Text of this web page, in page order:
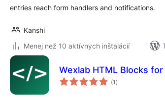
entries reach form handlers and notifications.
Kanshi
Menej než 10 aktívnych inštalácií
Wexlab HTML Blocks
(1 celkové
hodnotenie
)